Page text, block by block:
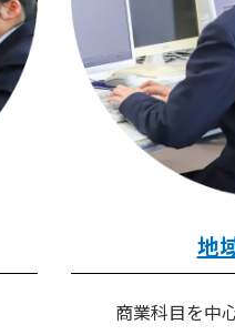
地
商業科目を中